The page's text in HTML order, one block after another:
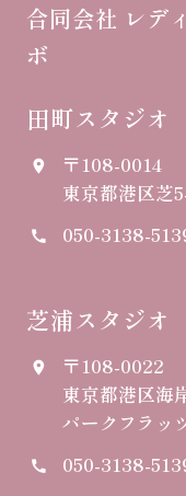
合同会社 レデ
ボ
田町スタジオ
place
〒108-0014
東京都港区芝
call 050-3138-
芝浦スタジオ
place
〒108-0022
東京都港区海
パークフラッ
call 050-3138-